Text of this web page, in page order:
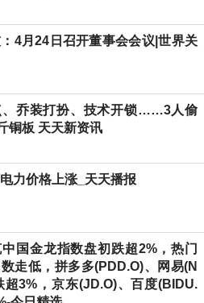
4月24日召开董事会会议|世界关
、乔装打扮、技术开锁……3人偷
铜板 天天新资讯
力价格上涨_天天播报
国金龙指数盘初跌超2%，热门
走低，拼多多(PDD.O)、网易(N
超3%，京东(JD.O)、百度(BIDU.